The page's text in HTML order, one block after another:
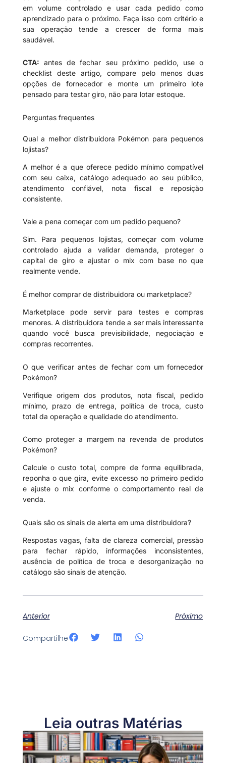
em volume controlado e usar cada pedido como
aprendizado para o próximo. Faça isso com critério e
sua operação tende a crescer de forma mais
saudável.
CTA: antes de fechar seu próximo pedido, use o
checklist deste artigo, compare pelo menos duas
opções de fornecedor e monte um primeiro lote
pensado para testar giro, não para lotar estoque.
Perguntas frequentes
Qual a melhor distribuidora Pokémon para pequenos
lojistas?
A melhor é a que oferece pedido mínimo compatível
com seu caixa, catálogo adequado ao seu público,
atendimento confiável, nota fiscal e reposição
consistente.
Vale a pena começar com um pedido pequeno?
Sim. Para pequenos lojistas, começar com volume
controlado ajuda a validar demanda, proteger o
capital de giro e ajustar o mix com base no que
realmente vende.
É melhor comprar de distribuidora ou marketplace?
Marketplace pode servir para testes e compras
menores. A distribuidora tende a ser mais interessante
quando você busca previsibilidade, negociação e
compras recorrentes.
O que verificar antes de fechar com um fornecedor
Pokémon?
Verifique origem dos produtos, nota fiscal, pedido
mínimo, prazo de entrega, política de troca, custo
total da operação e qualidade do atendimento.
Como proteger a margem na revenda de produtos
Pokémon?
Calcule o custo total, compre de forma equilibrada,
reponha o que gira, evite excesso no primeiro pedido
e ajuste o mix conforme o comportamento real de
venda.
Quais são os sinais de alerta em uma distribuidora?
Respostas vagas, falta de clareza comercial, pressão
para fechar rápido, informações inconsistentes,
ausência de política de troca e desorganização no
catálogo são sinais de atenção.
Anterior Próximo
Compartilhe
Leia outras Matérias